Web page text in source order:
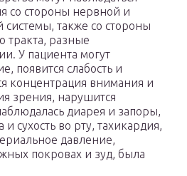
со стороны нервной и
системы, также со стороны
тракта, разные
У пациента могут
появится слабость и
концентрация внимания и
зрения, нарушится
диарея и запоры,
сухость во рту, тахикардия,
давление,
покровах и зуд, была